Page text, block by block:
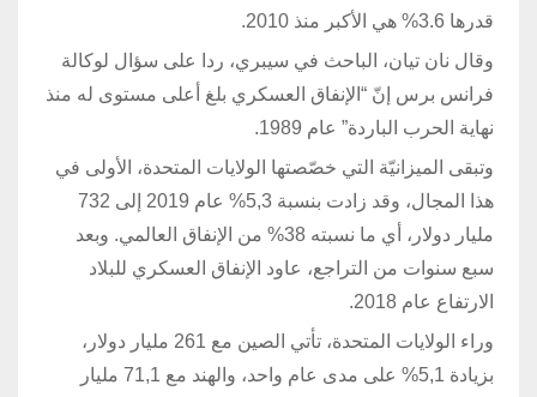
قدرها 3.6% هي الأكبر منذ 2010.
وقال نان تيان، الباحث في سيبري، ردا على سؤال لوكالة
فرانس برس إنّ “الإنفاق العسكري بلغ أعلى مستوى له منذ
نهاية الحرب الباردة” عام 1989.
وتبقى الميزانيّة التي خصّصتها الولايات المتحدة، الأولى في
هذا المجال، وقد زادت بنسبة 5,3% عام 2019 إلى 732
مليار دولار، أي ما نسبته 38% من الإنفاق العالمي. وبعد
سبع سنوات من التراجع، عاود الإنفاق العسكري للبلاد
الارتفاع عام 2018.
وراء الولايات المتحدة، تأتي الصين مع 261 مليار دولار،
بزيادة 5,1% على مدى عام واحد، والهند مع 71,1 مليار